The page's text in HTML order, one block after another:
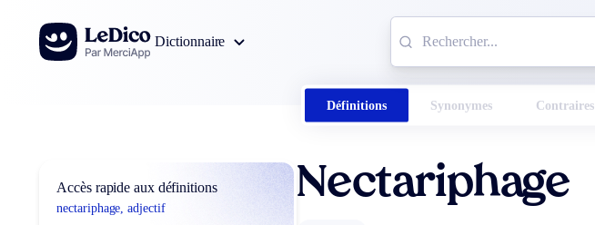
Aller au contenu
Dictionnaire
Définitions Synonymes Contraires
Accès rapide aux définitions
nectariphage, adjectif
Nectariphage